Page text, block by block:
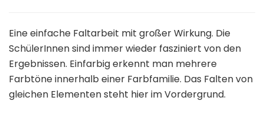
Eine einfache Faltarbeit mit großer Wirkung. Die
SchülerInnen sind immer wieder fasziniert von den
Ergebnissen. Einfarbig erkennt man mehrere
Farbtöne innerhalb einer Farbfamilie. Das Falten von
gleichen Elementen steht hier im Vordergrund.